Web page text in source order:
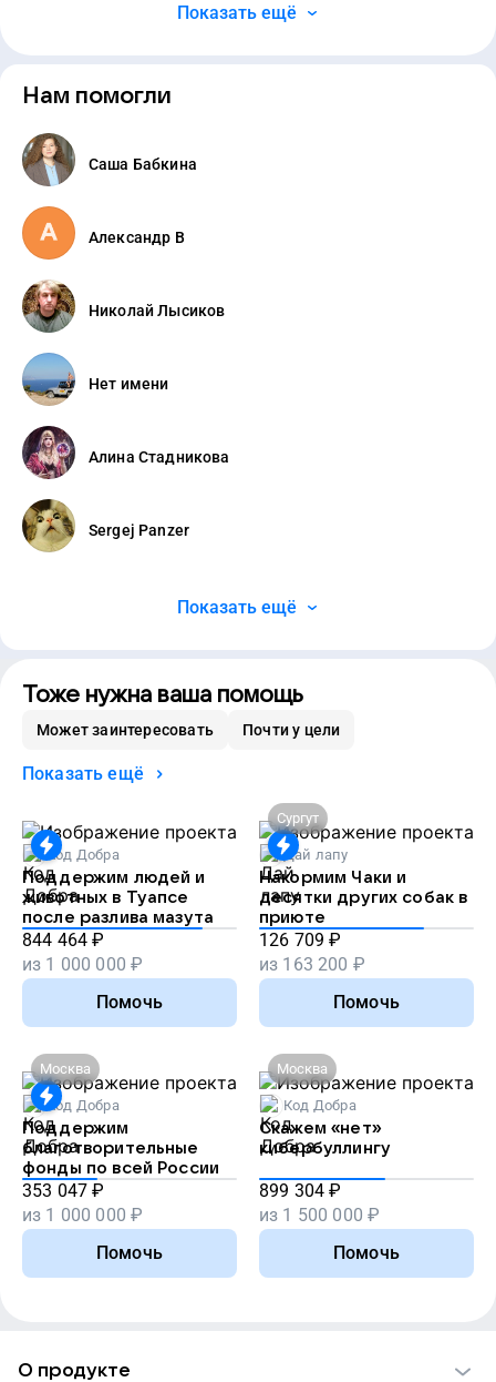
Показать ещё
Нам помогли
Саша Бабкина
Александр В
Николай Лысиков
Нет имени
Алина Стадникова
Sergej Panzer
Показать ещё
Тоже нужна ваша помощь
Может заинтересовать Почти у цели
Показать ещё
Код Добра
Поддержим людей и
животных в Туапсе
после разлива мазута
844 464 ₽
из 1 000 000 ₽
Помочь
Сургут
Дай лапу
Накормим Чаки и
десятки других собак в
приюте
126 709 ₽
из 163 200 ₽
Помочь
Москва
Код Добра
Поддержим
благотворительные
фонды по всей России
353 047 ₽
из 1 000 000 ₽
Помочь
Москва
Код Добра
Скажем «нет»
кибербуллингу
899 304 ₽
из 1 500 000 ₽
Помочь
О продукте